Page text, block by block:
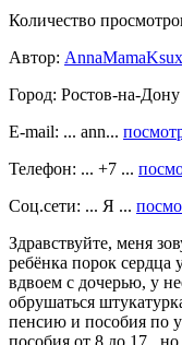
Количество
Автор:
Город: Ростов-на-Дону
E-mail: ... ann...
Телефон: ... +7 ...
Соц.сети: ... Я ...
Здравствуйте, меня
ребёнка порок сердца
вдвоем с дочерью, у
обрушаться
пенсию и пособия по
пособия от 8 до 17 ,